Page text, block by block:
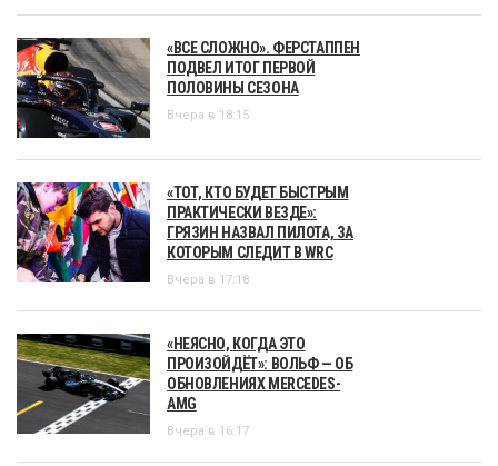
«ВСЕ СЛОЖНО». ФЕРСТАППЕН
ПОДВЕЛ ИТОГ ПЕРВОЙ
ПОЛОВИНЫ СЕЗОНА
Вчера в 18:15
«ТОТ, КТО БУДЕТ БЫСТРЫМ
ПРАКТИЧЕСКИ ВЕЗДЕ»:
ГРЯЗИН НАЗВАЛ ПИЛОТА, ЗА
КОТОРЫМ СЛЕДИТ В WRC
Вчера в 17:18
«НЕЯСНО, КОГДА ЭТО
ПРОИЗОЙДЁТ»: ВОЛЬФ — ОБ
ОБНОВЛЕНИЯХ MERCEDES-
AMG
Вчера в 16:17